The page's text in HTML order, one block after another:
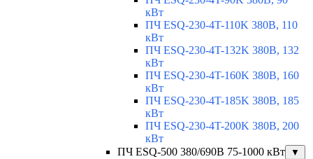
кВт
ПЧ ESQ-230-4T-110K 380В, 110
кВт
ПЧ ESQ-230-4T-132K 380В, 132
кВт
ПЧ ESQ-230-4T-160K 380В, 160
кВт
ПЧ ESQ-230-4T-185K 380В, 185
кВт
ПЧ ESQ-230-4T-200K 380В, 200
кВт
ПЧ ESQ-500 380/690В 75-1000 кВт
▼